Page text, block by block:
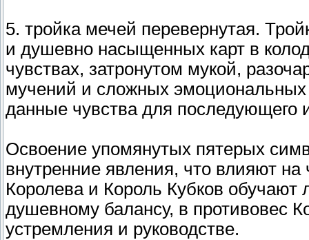
5. тройка мечей перевернутая.
и душевно насыщенных карт в
чувствах, затронутом мукой,
мучений и сложных
данные чувства для последующего
Освоение упомянутых пятерых
внутренние явления, что влияют
Королева и Король Кубков
душевному балансу, в противовес
устремления и руководстве.